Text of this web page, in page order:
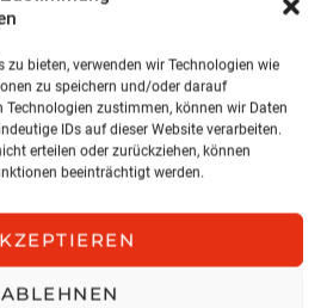
bieten, verwenden wir Technologien wie
zu speichern und/oder darauf
Technologien zustimmen, können wir Daten
IDs auf dieser Website verarbeiten.
erteilen oder zurückziehen, können
beeinträchtigt werden.
ABLEHNEN